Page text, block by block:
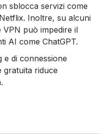
sblocca servizi come
Inoltre, su alcuni
VPN può impedire il
AI come ChatGPT.
e di connessione
gratuita riduce